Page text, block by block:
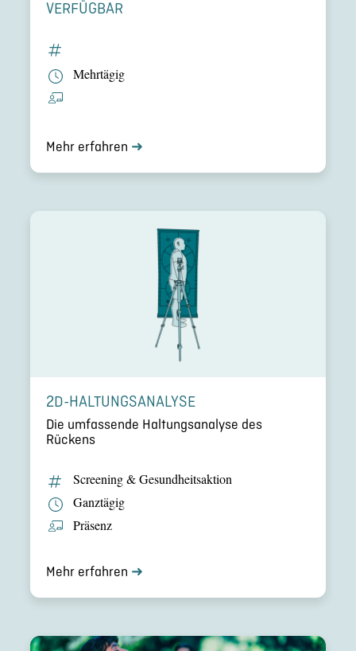
VERFÜGBAR
Mehrtägig
Mehr erfahren ➜
2D-HALTUNGSANALYSE
Die umfas­sende Haltungs­ana­lyse des
Rückens
Screening & Gesund­heits­ak­tion
Ganztägig
Präsenz
Mehr erfahren ➜